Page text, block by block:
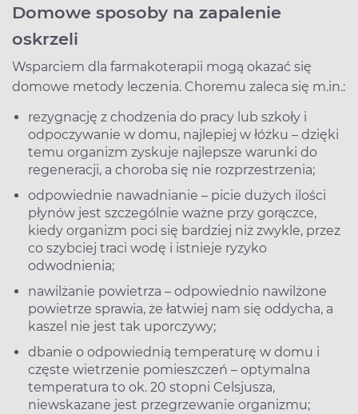
Domowe sposoby na zapalenie
oskrzeli
Wsparciem dla farmakoterapii mogą okazać się
domowe metody leczenia. Choremu zaleca się m.in.:
rezygnację z chodzenia do pracy lub szkoły i
odpoczywanie w domu, najlepiej w łóżku – dzięki
temu organizm zyskuje najlepsze warunki do
regeneracji, a choroba się nie rozprzestrzenia;
odpowiednie nawadnianie – picie dużych ilości
płynów jest szczególnie ważne przy gorączce,
kiedy organizm poci się bardziej niż zwykle, przez
co szybciej traci wodę i istnieje ryzyko
odwodnienia;
nawilżanie powietrza – odpowiednio nawilżone
powietrze sprawia, że łatwiej nam się oddycha, a
kaszel nie jest tak uporczywy;
dbanie o odpowiednią temperaturę w domu i
częste wietrzenie pomieszczeń – optymalna
temperatura to ok. 20 stopni Celsjusza,
niewskazane jest przegrzewanie organizmu;